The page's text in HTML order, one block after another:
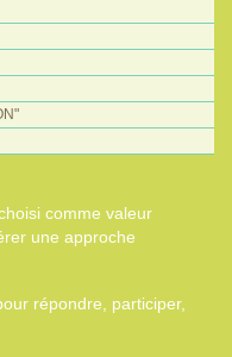
comme valeur
une approche
répondre, participer,